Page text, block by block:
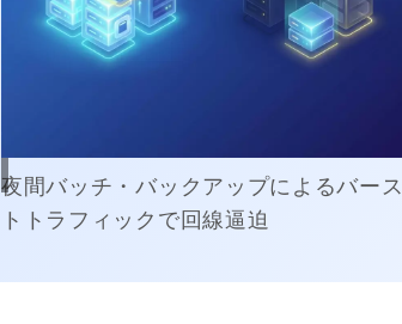
夜間バッチ・バックアップによるバース
トトラフィックで回線逼迫